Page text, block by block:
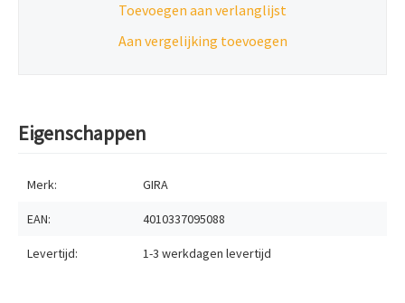
Toevoegen aan verlanglijst
Aan vergelijking toevoegen
Eigenschappen
Merk: GIRA
EAN: 4010337095088
Levertijd: 1-3 werkdagen levertijd